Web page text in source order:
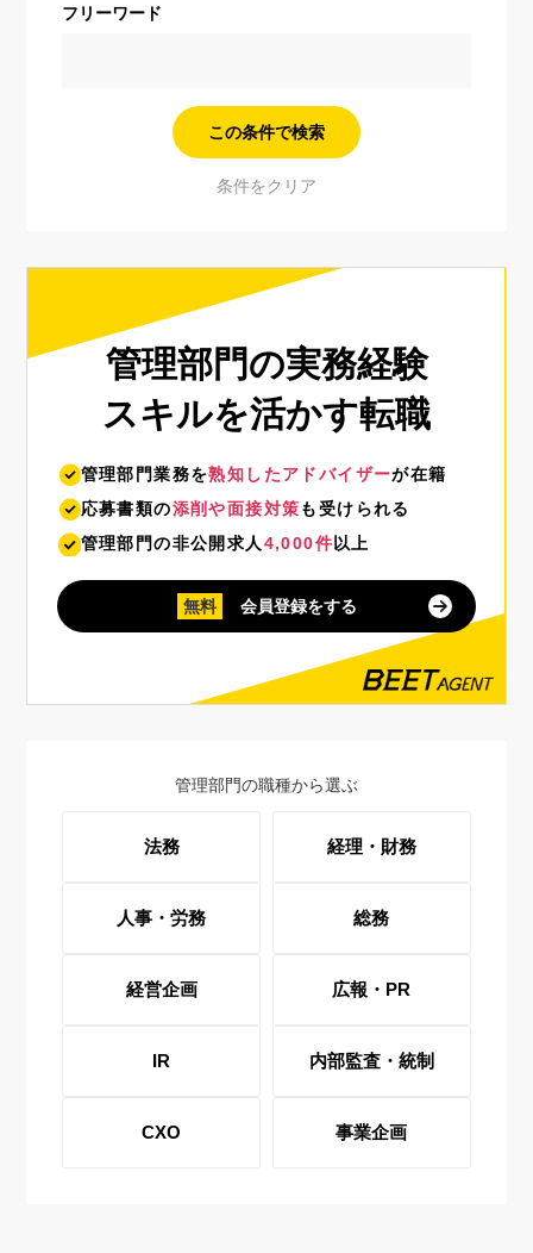
フリーワード
管理部門の実務経験
スキルを活かす転職
管理部門業務を熟知したアドバイザーが在籍
応募書類の添削や面接対策も受けられる
管理部門の非公開求人4,000件以上
無料 会員登録をする
管理部門の職種から選ぶ
法務 経理・財務
人事・労務 総務
経営企画 広報・PR
IR 内部監査・統制
CXO 事業企画